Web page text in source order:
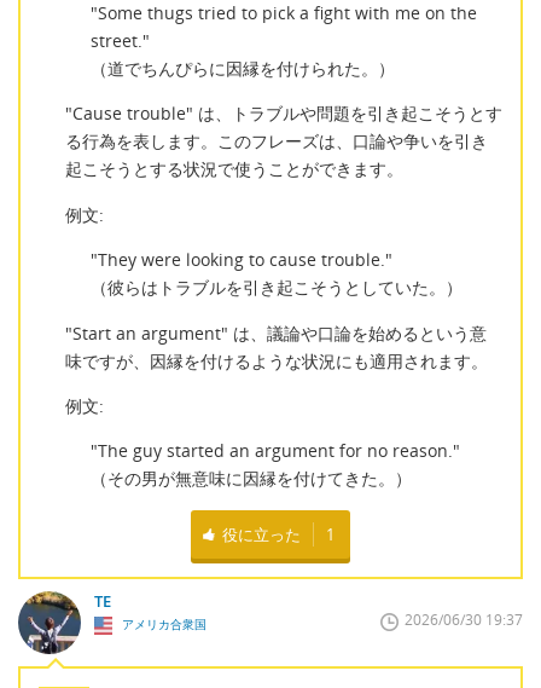
"Some thugs tried to pick a fight with me on the
street."
（道でちんぴらに因縁を付けられた。）
"Cause trouble" は、トラブルや問題を引き起こそうとす
る行為を表します。このフレーズは、口論や争いを引き
起こそうとする状況で使うことができます。
例文:
"They were looking to cause trouble."
（彼らはトラブルを引き起こそうとしていた。）
"Start an argument" は、議論や口論を始めるという意
味ですが、因縁を付けるような状況にも適用されます。
例文:
"The guy started an argument for no reason."
（その男が無意味に因縁を付けてきた。）
役に立った 1
TE
アメリカ合衆国 2026/06/30 19:37